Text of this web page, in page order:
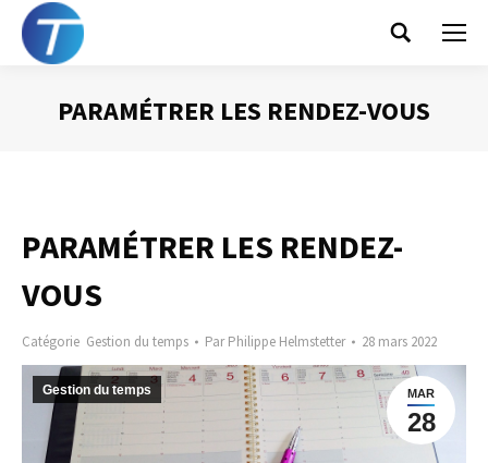
Search:
PARAMÉTRER LES RENDEZ-VOUS
PARAMÉTRER LES RENDEZ-
VOUS
Catégorie Gestion du temps ParPhilippe Helmstetter 28 mars 2022
MAR
28
Gestion du temps